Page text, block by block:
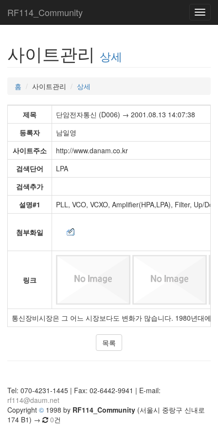
RF114_Community
사이트관리 상세
홈 사이트관리 상세
제목
단암전자통신 (D006) → 2001.08.13 14:07:38
등록자
남일영
사이트주소
http://www.danam.co.kr
검색단어
LPA
검색추가
설명#1
PLL, VCO, VCXO, Amplifier(HPA,LPA), Filter, Up/
첨부화일
링크
통신장비시장은 그 어느 시장보다도 변화가 많습니다. 1980년대에
목록
Tel: 070-4231-1445 | Fax: 02-6442-9941 | E-mail:
rf114@daum.net
Copyright © 1998 by RF114_Community (서울시 중랑구 신내로
174 B1) →
0건